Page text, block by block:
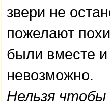
звери не
пожелают
были вместе
невозможно.
Нельзя чтобы